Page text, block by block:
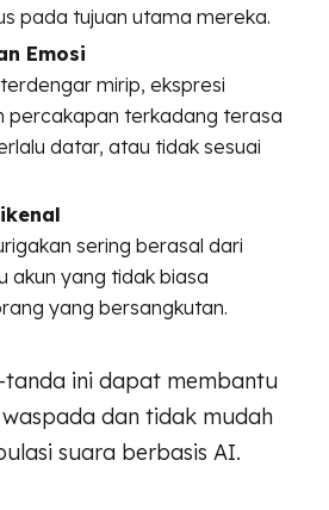
pada tujuan utama mereka.
Emosi
mirip, ekspresi
percakapan terkadang terasa
datar, atau tidak sesuai
sering berasal dari
akun yang tidak biasa
yang bersangkutan.
ini dapat membantu
dan tidak mudah
suara berbasis AI.